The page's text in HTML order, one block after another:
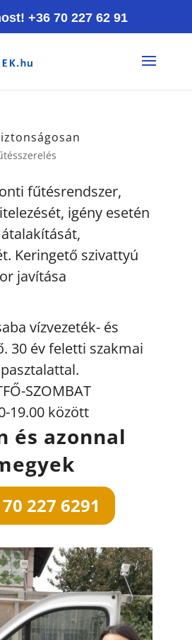
+36 70 227 62 91
fűtésrendszer,
igény esetén
Keringető szivattyú
javítása
vízvezeték- és
30 év feletti szakmai
SZOMBAT
19.00 között
és azonnal
227 6291